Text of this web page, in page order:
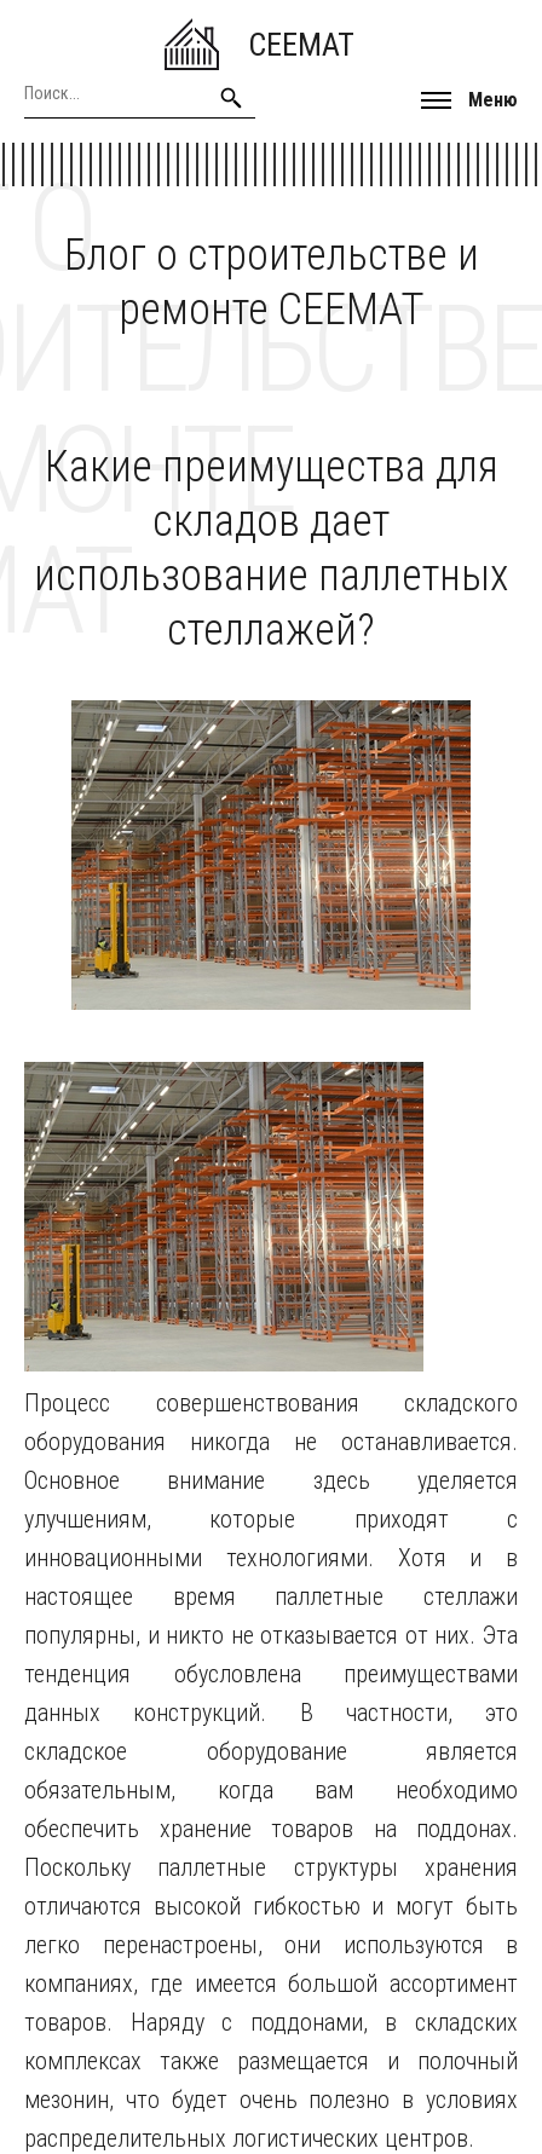
CEEMAT
Меню
Блог о строительстве и
ремонте CEEMAT
О
Какие преимущества для
складов дает
использование паллетных
стеллажей?
Процесс совершенствования складского
оборудования никогда не останавливается.
Основное внимание здесь уделяется
улучшениям, которые приходят с
инновационными технологиями. Хотя и в
настоящее время паллетные стеллажи
популярны, и никто не отказывается от них. Эта
тенденция обусловлена преимуществами
данных конструкций. В частности, это
складское оборудование является
обязательным, когда вам необходимо
обеспечить хранение товаров на поддонах.
Поскольку паллетные структуры хранения
отличаются высокой гибкостью и могут быть
легко перенастроены, они используются в
компаниях, где имеется большой ассортимент
товаров. Наряду с поддонами, в складских
комплексах также размещается и полочный
мезонин, что будет очень полезно в условиях
распределительных логистических центров.